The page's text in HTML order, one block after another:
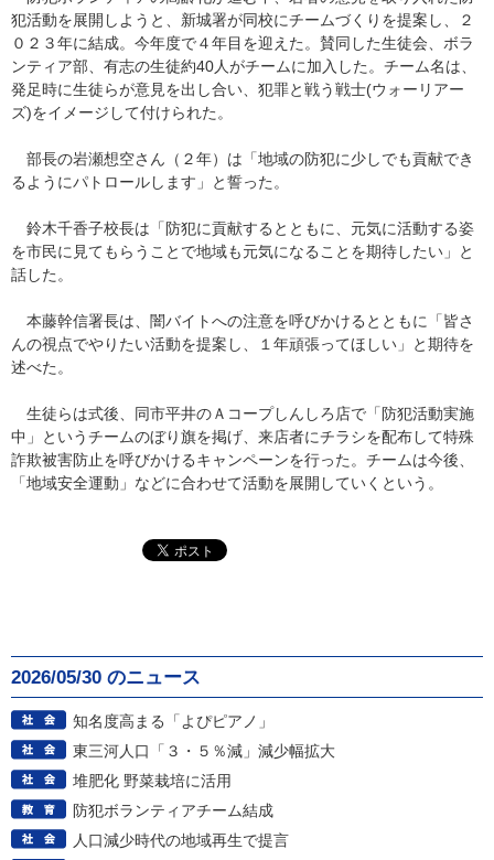
犯活動を展開しようと、新城署が同校にチームづくりを提案し、２
０２３年に結成。今年度で４年目を迎えた。賛同した生徒会、ボラ
ンティア部、有志の生徒約40人がチームに加入した。チーム名は、
発足時に生徒らが意見を出し合い、犯罪と戦う戦士(ウォーリアー
ズ)をイメージして付けられた。
部長の岩瀬想空さん（２年）は「地域の防犯に少しでも貢献でき
るようにパトロールします」と誓った。
鈴木千香子校長は「防犯に貢献するとともに、元気に活動する姿
を市民に見てもらうことで地域も元気になることを期待したい」と
話した。
本藤幹信署長は、闇バイトへの注意を呼びかけるとともに「皆さ
んの視点でやりたい活動を提案し、１年頑張ってほしい」と期待を
述べた。
生徒らは式後、同市平井のＡコープしんしろ店で「防犯活動実施
中」というチームのぼり旗を掲げ、来店者にチラシを配布して特殊
詐欺被害防止を呼びかけるキャンペーンを行った。チームは今後、
「地域安全運動」などに合わせて活動を展開していくという。
2026/05/30 のニュース
知名度高まる「よぴピアノ」
東三河人口「３・５％減」減少幅拡大
堆肥化 野菜栽培に活用
防犯ボランティアチーム結成
人口減少時代の地域再生で提言